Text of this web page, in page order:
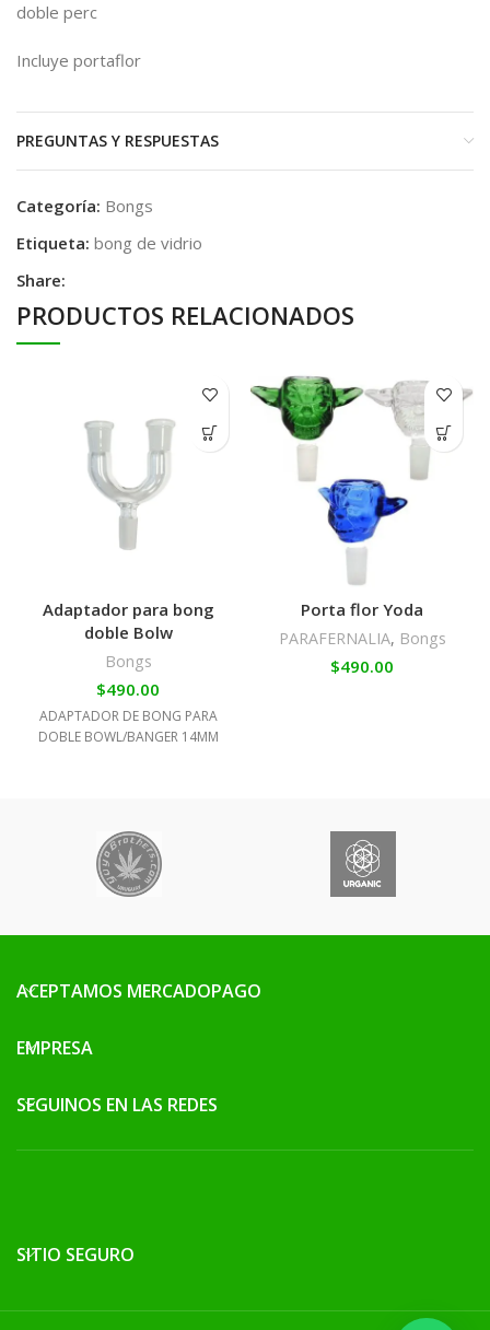
doble perc
Incluye portaflor
PREGUNTAS Y RESPUESTAS
Categoría: Bongs
Etiqueta: bong de vidrio
Share:
PRODUCTOS RELACIONADOS
Adaptador para bong
doble Bolw
Bongs
$490.00
ADAPTADOR DE BONG PARA
DOBLE BOWL/BANGER 14MM
Porta flor Yoda
PARAFERNALIA, Bongs
$490.00
ACEPTAMOS MERCADOPAGO
EMPRESA
SEGUINOS EN LAS REDES
SITIO SEGURO